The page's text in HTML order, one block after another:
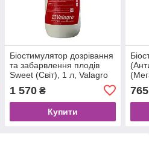
Біостимулятор дозрівання
та забарвлення плодів
Sweet (Світ), 1 л, Valagro
1 570₴
Купити
765